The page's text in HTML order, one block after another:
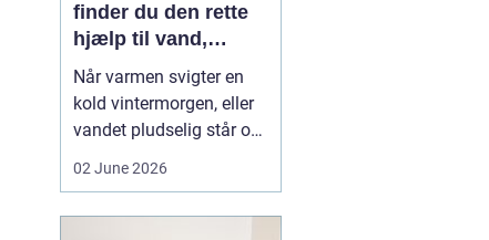
finder du den rette
hjælp til vand,
varme og sanitet
Når varmen svigter en
kold vintermorgen, eller
vandet pludselig står op
02 June 2026